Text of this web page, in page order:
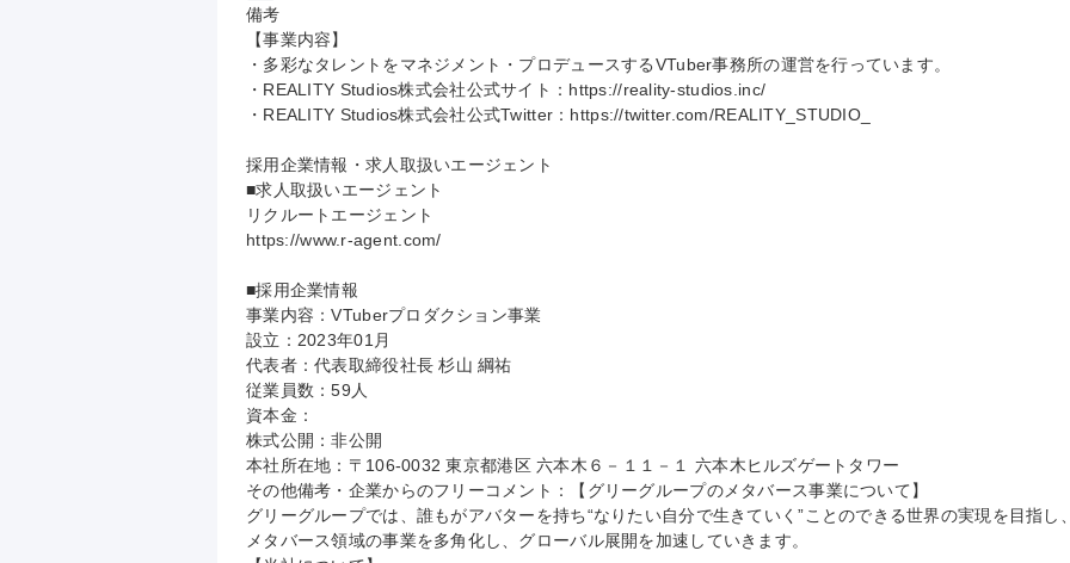
備考
【事業内容】
・多彩なタレントをマネジメント・プロデュースするVTuber事務所の運営を行っています。
・REALITY Studios株式会社公式サイト：https://reality-studios.inc/
・REALITY Studios株式会社公式Twitter：https://twitter.com/REALITY_STUDIO_
採用企業情報・求人取扱いエージェント
■求人取扱いエージェント
リクルートエージェント
https://www.r-agent.com/
■採用企業情報
事業内容：VTuberプロダクション事業
設立：2023年01月
代表者：代表取締役社長 杉山 綱祐
従業員数：59人
資本金：
株式公開：非公開
本社所在地：〒106-0032 東京都港区 六本木６－１１－１ 六本木ヒルズゲートタワー
その他備考・企業からのフリーコメント：【グリーグループのメタバース事業について】
グリーグループでは、誰もがアバターを持ち“なりたい自分で生きていく”ことのできる世界の実現を目指し
メタバース領域の事業を多角化し、グローバル展開を加速していきます。